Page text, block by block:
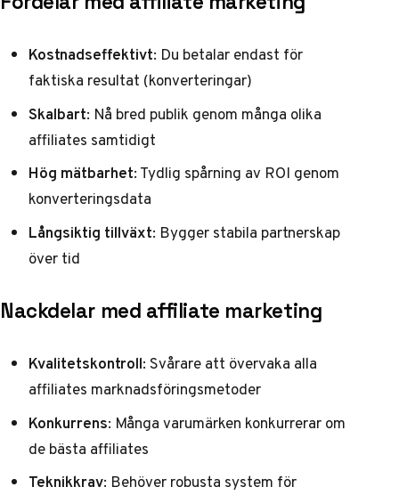
Kostnadseffektivt: Du betalar endast för
faktiska resultat (konverteringar)
Skalbart: Nå bred publik genom många olika
affiliates samtidigt
Hög mätbarhet: Tydlig spårning av ROI genom
konverteringsdata
Långsiktig tillväxt: Bygger stabila partnerskap
över tid
Nackdelar med affiliate marketing
Kvalitetskontroll: Svårare att övervaka alla
affiliates marknadsföringsmetoder
Konkurrens: Många varumärken konkurrerar om
de bästa affiliates
Teknikkrav: Behöver robusta system för